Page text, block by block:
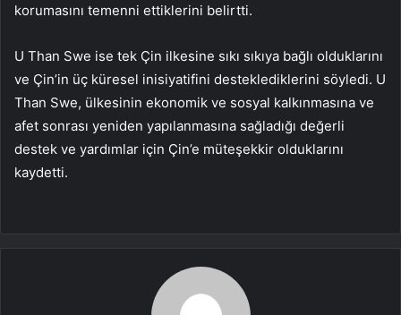
korumasını temenni ettiklerini belirtti.
U Than Swe ise tek Çin ilkesine sıkı sıkıya bağlı olduklarını
ve Çin’in üç küresel inisiyatifini desteklediklerini söyledi. U
Than Swe, ülkesinin ekonomik ve sosyal kalkınmasına ve
afet sonrası yeniden yapılanmasına sağladığı değerli
destek ve yardımlar için Çin’e müteşekkir olduklarını
kaydetti.